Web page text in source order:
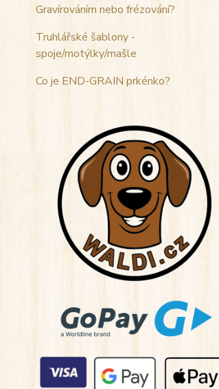
Gravírováním nebo frézování?
Truhlářské šablony -
spoje/motýlky/mašle
Co je END-GRAIN prkénko?